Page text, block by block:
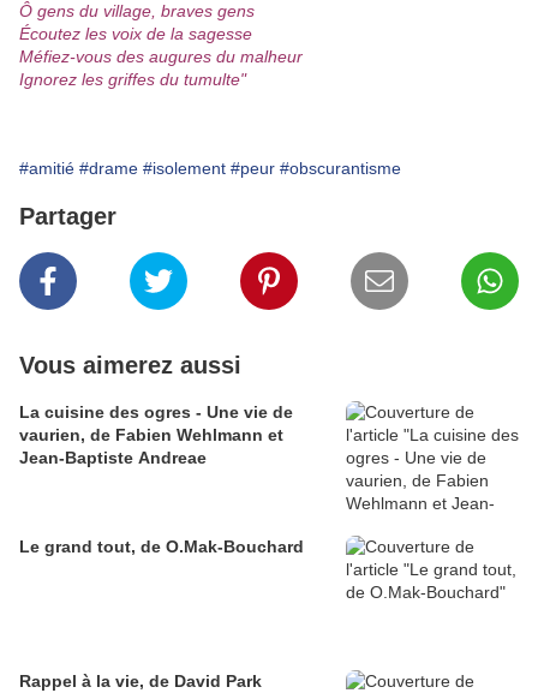
Ô gens du village, braves gens
Écoutez les voix de la sagesse
Méfiez-vous des augures du malheur
Ignorez les griffes du tumulte"
#amitié #drame #isolement #peur #obscurantisme
Partager
Vous aimerez aussi
La cuisine des ogres - Une vie de
vaurien, de Fabien Wehlmann et
Jean-Baptiste Andreae
Le grand tout, de O.Mak-Bouchard
Rappel à la vie, de David Park